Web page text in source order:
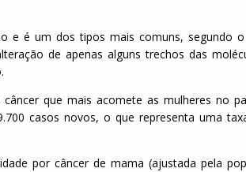
e é um dos tipos mais comuns, segundo
de apenas alguns trechos das
que mais acomete as mulheres no
casos novos, o que representa uma
por câncer de mama (ajustada pela